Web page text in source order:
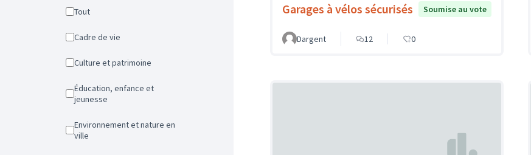
Tout
Cadre de vie
Culture et patrimoine
Éducation, enfance et
jeunesse
Environnement et nature en
ville
Garages à vélos sécurisés Soumise au vote
Dargent 12 0